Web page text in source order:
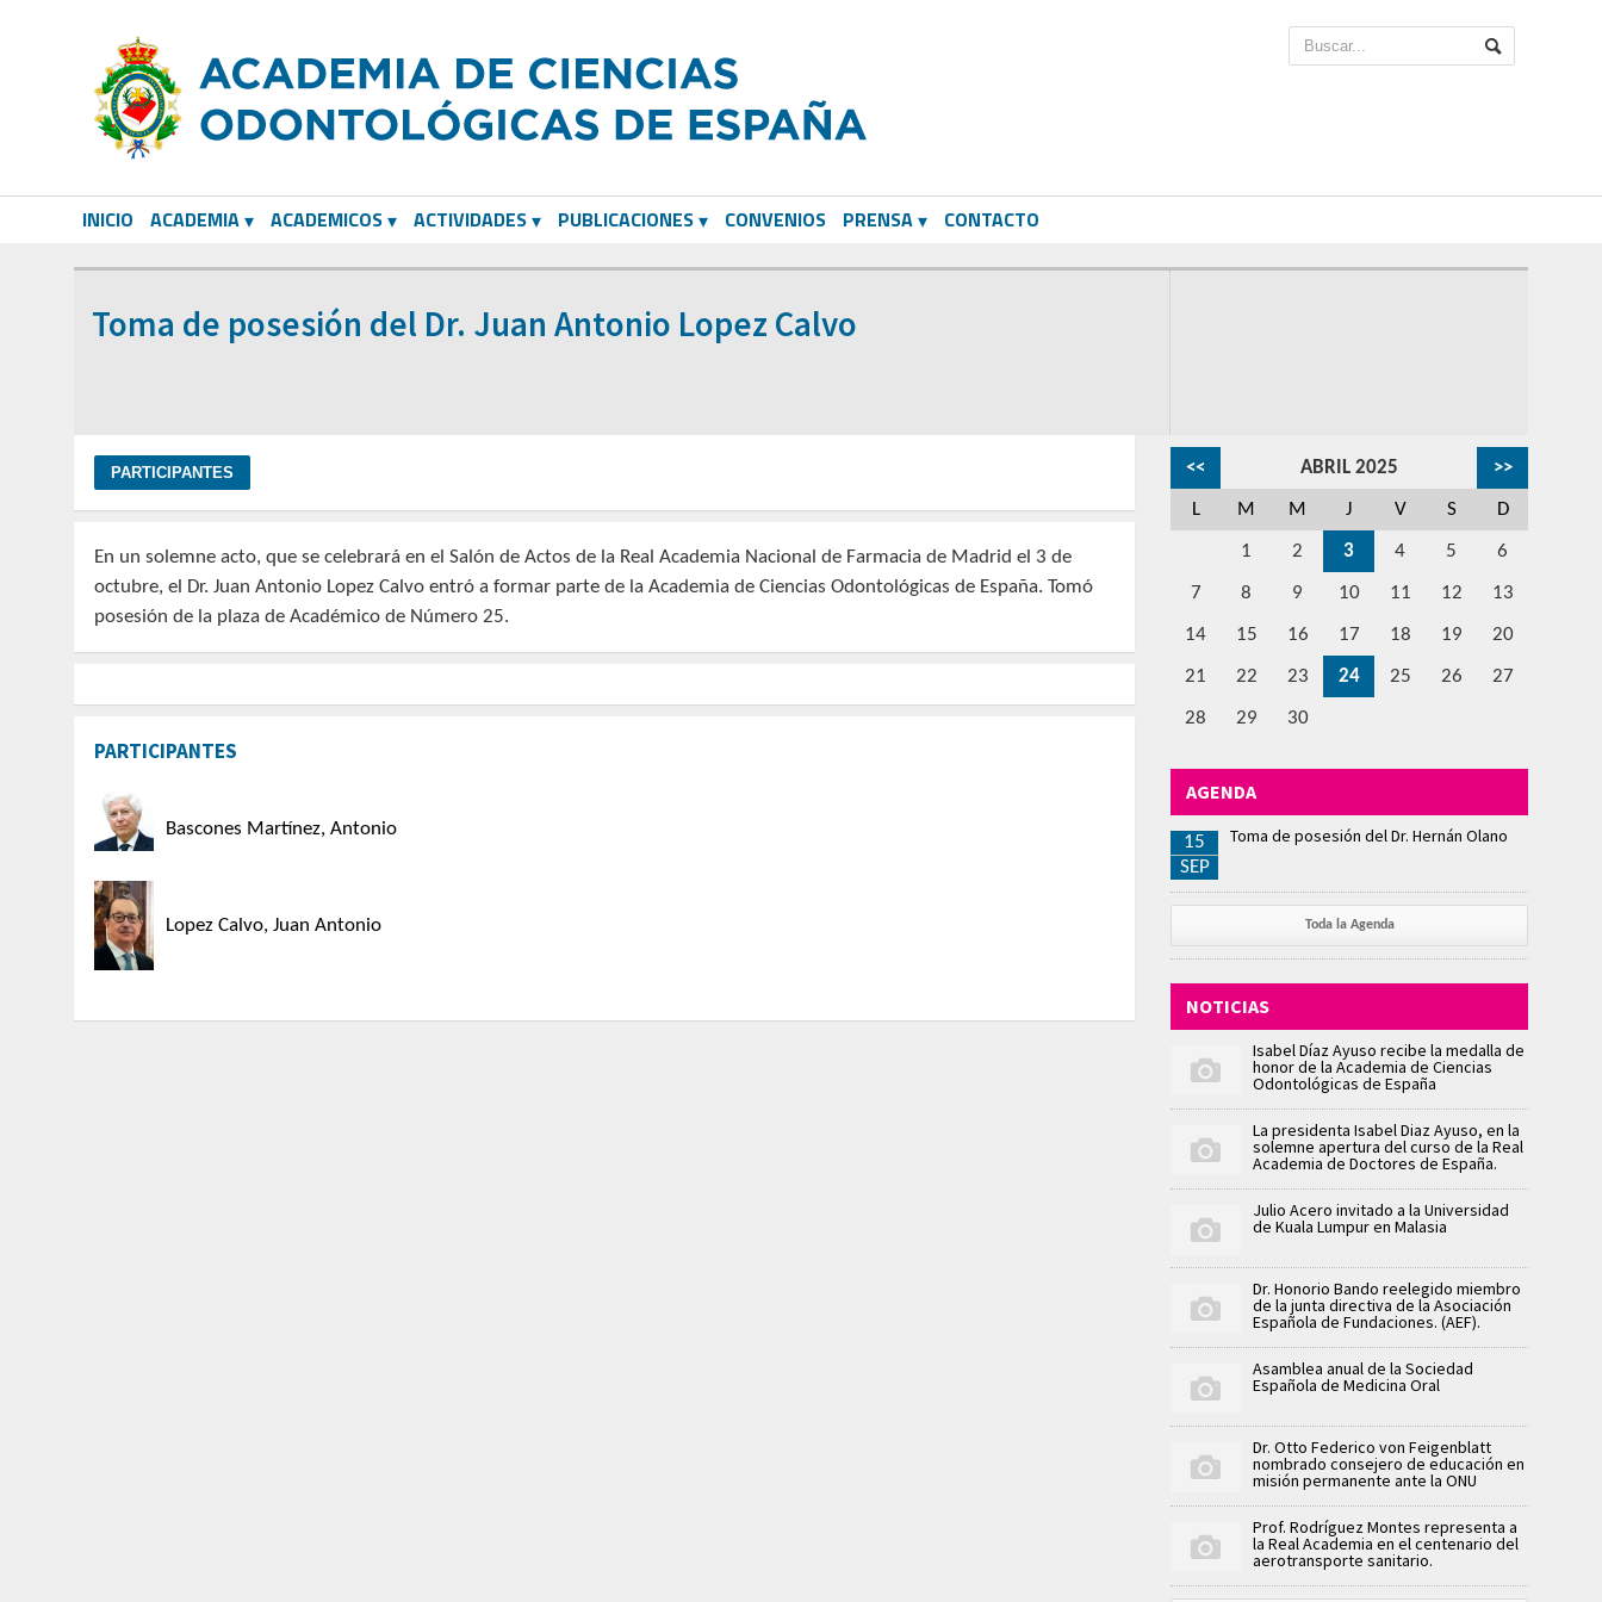
INICIO ACADEMIA ACADEMICOS ACTIVIDADES PUBLICACIONES CONVENIOS PRENSA CONTACTO
Toma de posesión del Dr. Juan Antonio Lopez Calvo
En un solemne acto, que se celebrará en el Salón de Actos de la Real Academia Nacional de Farmacia de Madrid el 3 de
octubre, el Dr. Juan Antonio Lopez Calvo entró a formar parte de la Academia de Ciencias Odontológicas de España. Tomó
posesión de la plaza de Académico de Número 25.
PARTICIPANTES
Bascones Martínez, Antonio
Lopez Calvo, Juan Antonio
<< ABRIL 2025 >>
L M M J V S D
1 2 3 4 5 6
7 8 9 10 11 12 13
14 15 16 17 18 19 20
21 22 23 24 25 26 27
28 29 30
AGENDA
15
SEP
Toma de posesión del Dr. Hernán Olano
Toda la Agenda
NOTICIAS
Isabel Díaz Ayuso recibe la medalla de
honor de la Academia de Ciencias
Odontológicas de España
La presidenta Isabel Diaz Ayuso, en la
solemne apertura del curso de la Real
Academia de Doctores de España.
Julio Acero invitado a la Universidad
de Kuala Lumpur en Malasia
Dr. Honorio Bando reelegido miembro
de la junta directiva de la Asociación
Española de Fundaciones. (AEF).
Asamblea anual de la Sociedad
Española de Medicina Oral
Dr. Otto Federico von Feigenblatt
nombrado consejero de educación en
misión permanente ante la ONU
Prof. Rodríguez Montes representa a
la Real Academia en el centenario del
aerotransporte sanitario.